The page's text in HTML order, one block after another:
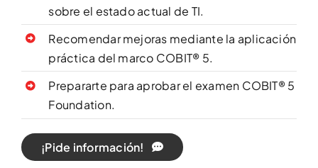
sobre el estado actual de TI.
Recomendar mejoras mediante la aplicación
práctica del marco COBIT® 5.
Prepararte para aprobar el examen COBIT® 5
Foundation.
¡Pide información!